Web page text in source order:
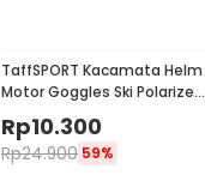
TaffSPORT Kacamata Helm
Motor Goggles Ski Polarized
UV400 Windproof - X400
Rp10.300
Rp24.900 59%